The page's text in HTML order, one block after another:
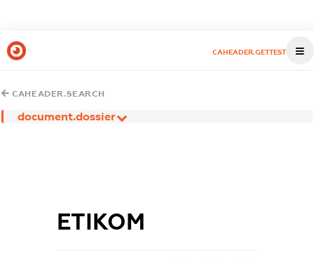
CAHEADER.GETTEST
CAHEADER.SEARCH
document.dossier
ЕТІКОМ